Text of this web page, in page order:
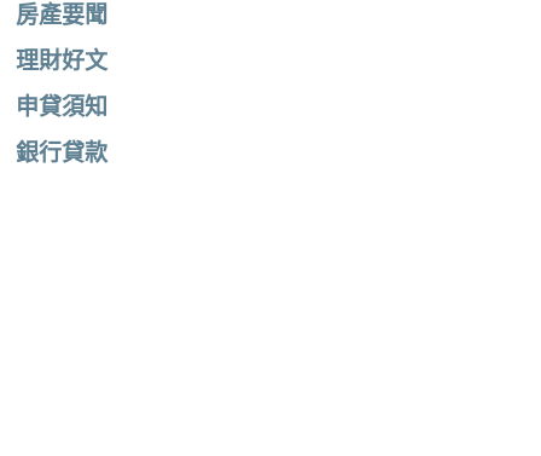
房產要聞
理財好文
申貸須知
銀行貸款